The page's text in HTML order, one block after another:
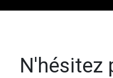
N'hésitez